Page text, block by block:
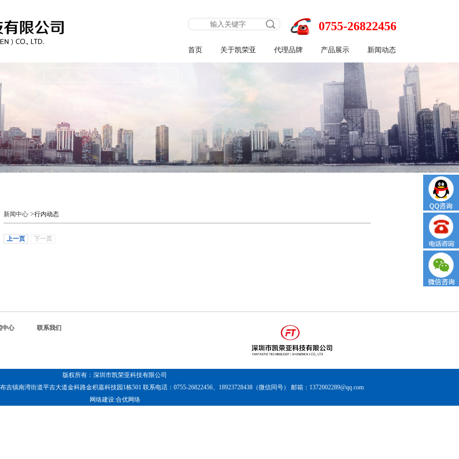
0755-26822456
首页 关于凯荣亚 代理品牌 产品展示 新闻动态
新闻中心 >行内动态
上一页 下一页
中心 联系我们
版权所有：深圳市凯荣亚科技有限公司
吉镇南湾街道平吉大道金科路金积嘉科技园1栋501 联系电话：0755-26822456、18923728438（微信同号） 邮箱：1372002289@qq.com
网络建设:合优网络